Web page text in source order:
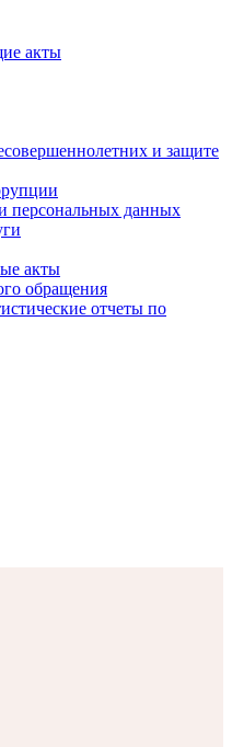
акты
и защите
персональных данных
акты
обращения
отчеты по